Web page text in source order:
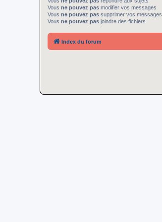
Vous ne pouvez pas modifier vos messages
Vous ne pouvez pas supprimer vos messages
Vous ne pouvez pas joindre des fichiers
Index du forum